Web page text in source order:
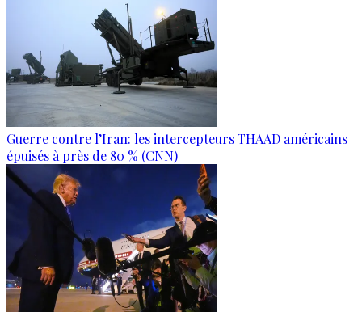
Guerre contre l’Iran: les intercepteurs THAAD américains
épuisés à près de 80 % (CNN)